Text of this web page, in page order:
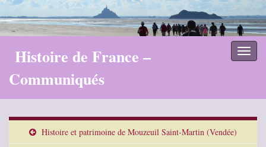
Histoire de France –
Communiqués
Histoire et patrimoine de Mouzeuil Saint-Martin (Vendée)